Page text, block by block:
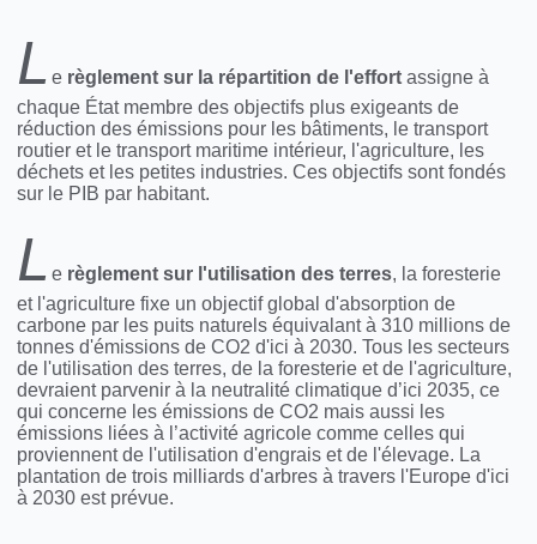
Le règlement sur la répartition de l'effortassigne à
chaque État membre des objectifs plus exigeants de
réduction des émissions pour les bâtiments, le transport
routier et le transport maritime intérieur, l'agriculture, les
déchets et les petites industries. Ces objectifs sont fondés
sur le PIB par habitant.
Le règlement sur l'utilisation des terres, la foresterie
et l'agriculture fixe un objectif global d'absorption de
carbone par les puits naturels équivalant à 310 millions de
tonnes d'émissions de CO2 d'ici à 2030. Tous les secteurs
de l'utilisation des terres, de la foresterie et de l'agriculture,
devraient parvenir à la neutralité climatique d’ici 2035, ce
qui concerne les émissions de CO2 mais aussi les
émissions liées à l’activité agricole comme celles qui
proviennent de l'utilisation d'engrais et de l'élevage. La
plantation de trois milliards d'arbres à travers l'Europe d'ici
à 2030 est prévue.